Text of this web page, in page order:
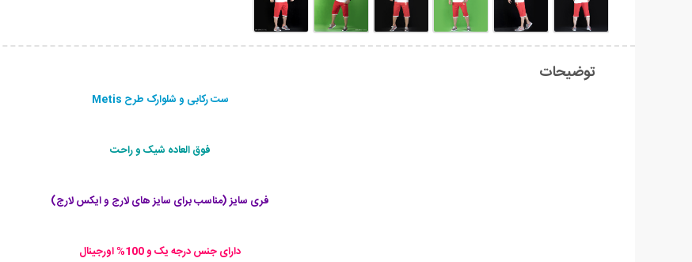
توضیحات
ست رکابی و شلوارک طرح Metis
فوق العاده شیک و راحت
فری سایز (مناسب برای سایز های لارج و ایکس لارج)
دارای جنس درجه یک و 100% اورجینال